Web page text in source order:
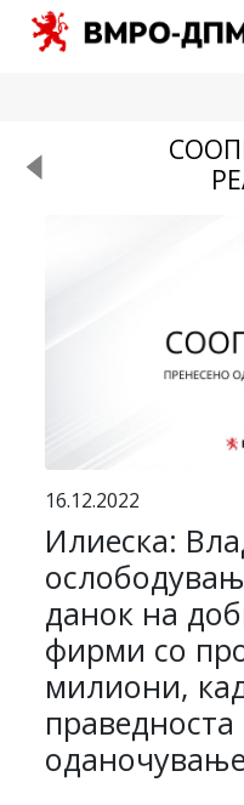
16.12.2022
Илиеска:
данок на
фирми со
милиони,
праведноста